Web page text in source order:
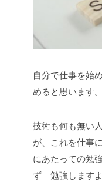
自分で仕事を始
めると思います。
技術も何も無い
が、これを仕事
にあたっての勉
ず 勉強しますよ